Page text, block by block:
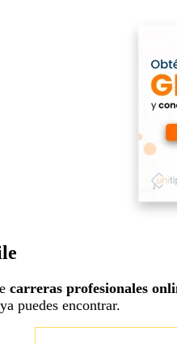
carreras profesionales
puedes encontrar.